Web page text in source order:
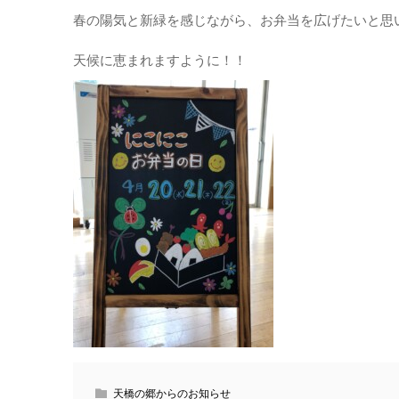
春の陽気と新緑を感じながら、お弁当を広げたいと思
天候に恵まれますように！！
天橋の郷からのお知らせ